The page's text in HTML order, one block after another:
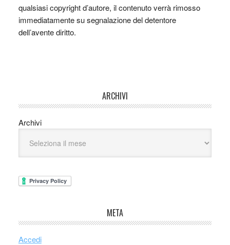
qualsiasi copyright d’autore, il contenuto verrà rimosso
immediatamente su segnalazione del detentore
dell’avente diritto.
ARCHIVI
Archivi
META
Accedi